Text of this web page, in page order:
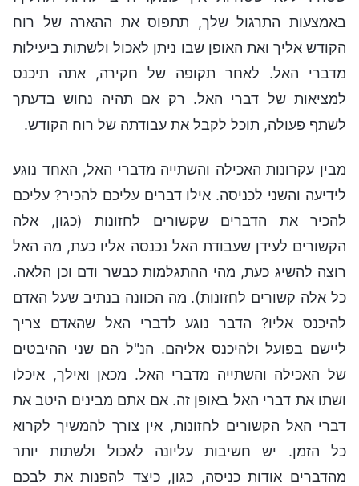
באמצעות התרגול שלך, תתפוס את ההארה של רוח
הקודש אליך ואת האופן שבו ניתן לאכול ולשתות ביעילות
מדברי האל. לאחר תקופה של חקירה, אתה תיכנס
למציאות של דברי האל. רק אם תהיה נחוש בדעתך
לשתף פעולה, תוכל לקבל את עבודתה של רוח הקודש.
מבין עקרונות האכילה והשתייה מדברי האל, האחד נוגע
לידיעה והשני לכניסה. אילו דברים עליכם להכיר? עליכם
להכיר את הדברים שקשורים לחזונות (כגון, אלה
הקשורים לעידן שעבודת האל נכנסה אליו כעת, מה האל
רוצה להשיג כעת, מהי ההתגלמות כבשר ודם וכן הלאה.
כל אלה קשורים לחזונות). מה הכוונה בנתיב שעל האדם
להיכנס אליו? הדבר נוגע לדברי האל שהאדם צריך
ליישם בפועל ולהיכנס אליהם. הנ"ל הם שני ההיבטים
של האכילה והשתייה מדברי האל. מכאן ואילך, איכלו
ושתו את דברי האל באופן זה. אם אתם מבינים היטב את
דברי האל הקשורים לחזונות, אין צורך להמשיך לקרוא
כל הזמן. יש חשיבות עליונה לאכול ולשתות יותר
מהדברים אודות כניסה, כגון, כיצד להפנות את לבכם